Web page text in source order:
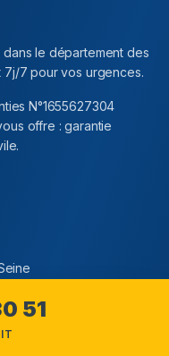
le département des
7j/7 pour vos urgences.
N°1655627304
offre : garantie
51